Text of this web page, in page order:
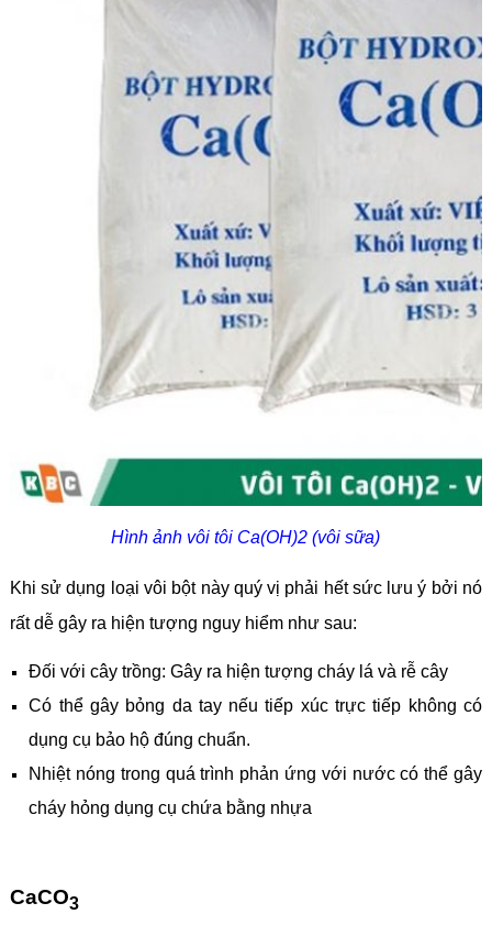
Hình ảnh vôi tôi Ca(OH)2 (vôi sữa)
Khi sử dụng loại vôi bột này quý vị phải hết sức lưu ý bởi nó
rất dễ gây ra hiện tượng nguy hiểm như sau:
Đối với cây trồng: Gây ra hiện tượng cháy lá và rễ cây
Có thể gây bỏng da tay nếu tiếp xúc trực tiếp không có
dụng cụ bảo hộ đúng chuẩn.
Nhiệt nóng trong quá trình phản ứng với nước có thể gây
cháy hỏng dụng cụ chứa bằng nhựa
CaCO3